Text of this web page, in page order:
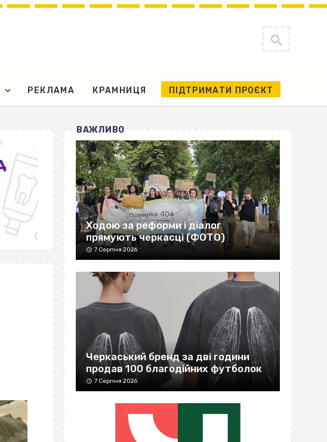
РЕКЛАМА КРАМНИЦЯ ПІДТРИМАТИ ПРОЄКТ
ВАЖЛИВО
Ходою за реформи і діалог
прямують черкасці (ФОТО)
7 Серпня 2026
Черкаський бренд за дві години
продав 100 благодійних футболок
7 Серпня 2026